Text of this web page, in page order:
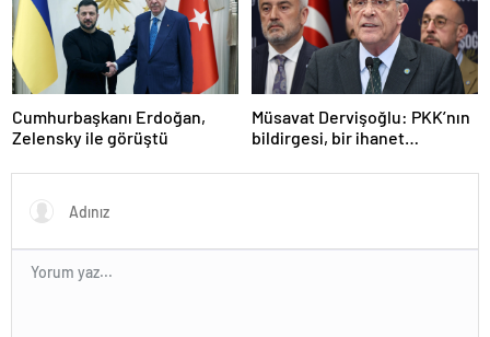
Cumhurbaşkanı Erdoğan,
Zelensky ile görüştü
Müsavat Dervişoğlu: PKK’nın
bildirgesi, bir ihanet